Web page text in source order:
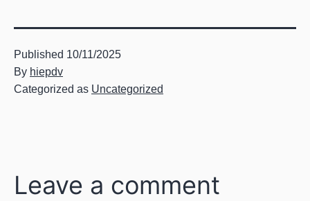
Published 10/11/2025
By hiepdv
Categorized as Uncategorized
Leave a comment